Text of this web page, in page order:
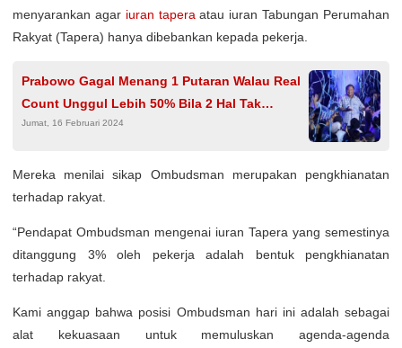
menyarankan agar iuran tapera atau iuran Tabungan Perumahan
Rakyat (Tapera) hanya dibebankan kepada pekerja.
Prabowo Gagal Menang 1 Putaran Walau Real
Count Unggul Lebih 50% Bila 2 Hal Tak
Terpenuhi
Jumat, 16 Februari 2024
Mereka menilai sikap Ombudsman merupakan pengkhianatan
terhadap rakyat.
“Pendapat Ombudsman mengenai iuran Tapera yang semestinya
ditanggung 3% oleh pekerja adalah bentuk pengkhianatan
terhadap rakyat.
Kami anggap bahwa posisi Ombudsman hari ini adalah sebagai
alat kekuasaan untuk memuluskan agenda-agenda